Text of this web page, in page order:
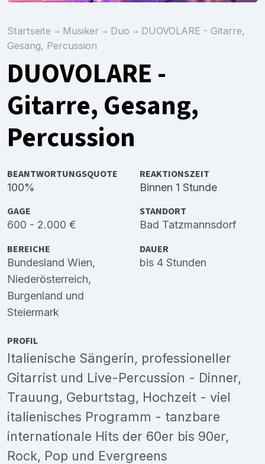
Startseite Musiker Duo
DUOVOLARE - Gitarre,
Gesang, Percussion
DUOVOLARE -
Gitarre, Gesang,
Percussion
BEANTWORTUNGSQUOTE
100%
REAKTIONSZEIT
Binnen 1 Stunde
GAGE
600 - 2.000 €
STANDORT
Bad Tatzmannsdorf
BEREICHE
Bundesland Wien,
Niederösterreich,
Burgenland und
Steiermark
DAUER
bis 4 Stunden
PROFIL
Italienische Sängerin, professioneller
Gitarrist und Live-Percussion - Dinner,
Trauung, Geburtstag, Hochzeit - viel
italienisches Programm - tanzbare
internationale Hits der 60er bis 90er,
Rock, Pop und Evergreens